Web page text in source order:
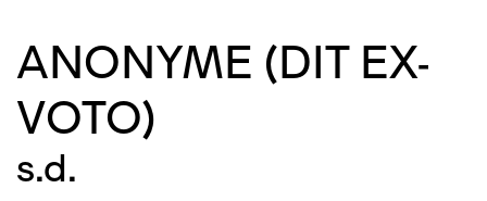
ANONYME (DIT EX-
VOTO)
s.d.